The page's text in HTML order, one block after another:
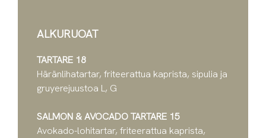
ALKURUOAT
TARTARE 18
Häränlihatartar, friteerattua kaprista, sipulia ja
gruyerejuustoa L, G
SALMON & AVOCADO TARTARE 15
Avokado-lohitartar, friteerattua kaprista,